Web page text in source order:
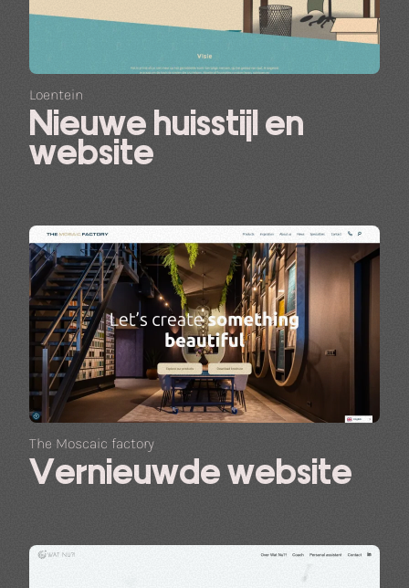
Loentein
Nieuwe huisstijl en
website
The Moscaic factory
Vernieuwde website